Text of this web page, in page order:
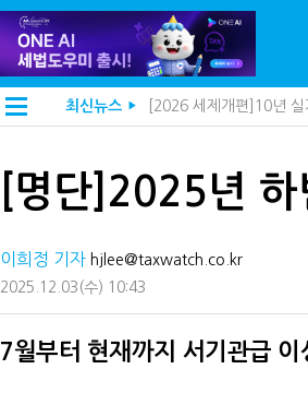
최신뉴스 ▶
[2026 세제개편]10년
전자담배 통관, 이제 제
"10년 넘게 7급은 문제
지방재정공제회, 재정
"정상 승계까지 막을까
내 지분만 봤다간 낭패…
배달라이더 원천징수 세
상속·증여세 조사, 이제
[명단]2025년
이희정 기자 hjlee@taxwatch.co.kr
2025.12.03 (수) 10:43
7월부터 현재까지 서기관급 이